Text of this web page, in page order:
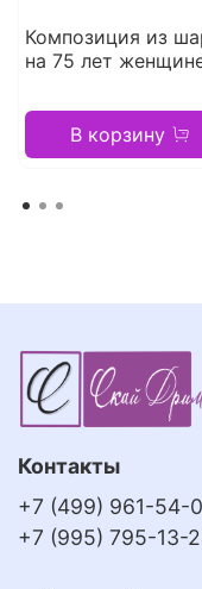
Композиция из
на 75 лет
В корзину
Контакты
+7 (499) 961-54-
+7 (995) 795-13-